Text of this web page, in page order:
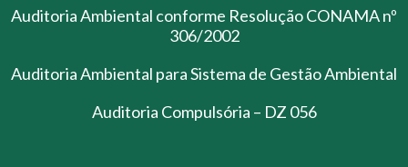
Auditoria Ambiental conforme Resolução CONAMA nº
306/2002
Auditoria Ambiental para Sistema de Gestão Ambiental
Auditoria Compulsória – DZ 056